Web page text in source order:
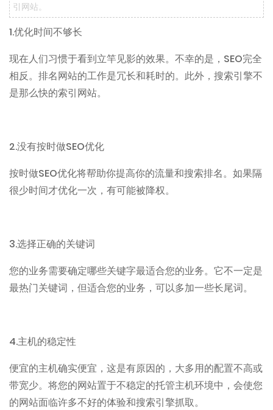
引网站。
1.优化时间不够长
现在人们习惯于看到立竿见影的效果。不幸的是， SEO完全
相反。排名网站的工作是冗长和耗时的。此外，搜索引擎不
是那么快的索引网站。
2.没有按时做SEO优化
按时做SEO优化将帮助你提高你的流量和搜索排名。如果隔
很少时间才优化一次，有可能被降权。
3.选择正确的关键词
您的业务需要确定哪些关键字最适合您的业务。它不一定是
最热门关键词，但适合您的业务，可以多加一些长尾词。
4.主机的稳定性
便宜的主机确实便宜，这是有原因的，大多用的配置不高或
带宽少。将您的网站置于不稳定的托管主机环境中，会使您
的网站面临许多不好的体验和搜索引擎抓取。